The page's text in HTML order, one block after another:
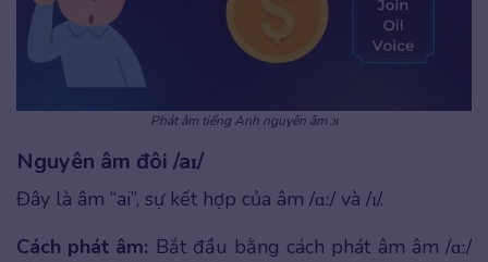
Phát âm tiếng Anh nguyên âm ɔɪ
Nguyên âm đôi /aɪ/
Đây là âm “ai”, sự kết hợp của âm /ɑː/ và /ɪ/.
Cách phát âm: Bắt đầu bằng cách phát âm âm /ɑː/